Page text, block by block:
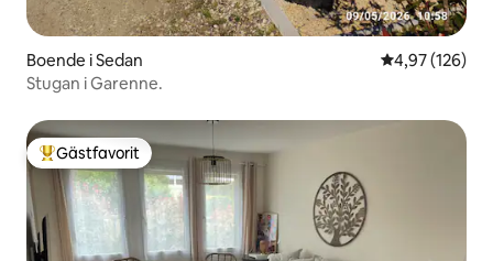
Boende i Sedan 4,97 av 5 i
4,97 (126)
Stugan i Garenne.
Populär gästfavorit
Gästfavorit